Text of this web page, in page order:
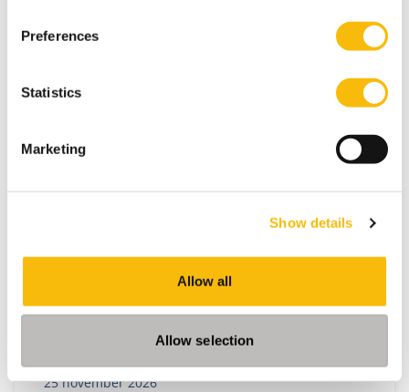
Preferences
Statistics
Marketing
Show details
Allow all
Allow selection
als commissaris of toezichthouder.
New Board Program
Startdatum:
25 november 2026